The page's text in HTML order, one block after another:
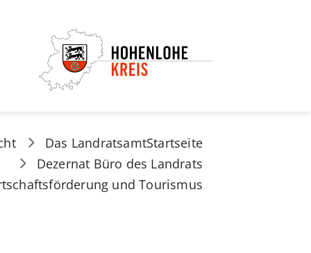
Startseite
Das Landratsamt
Dezernat Büro des Landrats
und Tourismus